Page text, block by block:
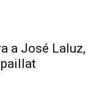
a José Laluz,